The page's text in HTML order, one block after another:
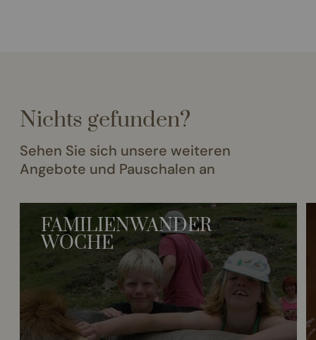
Nichts gefunden?
Sehen Sie sich unsere weiteren
Angebote und Pauschalen an
FAMILIENWANDER
WOCHE